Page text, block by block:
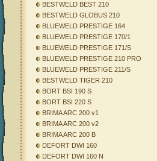
BESTWELD BEST 210
BESTWELD GLOBUS 210
BLUEWELD PRESTIGE 164
BLUEWELD PRESTIGE 170/1
BLUEWELD PRESTIGE 171/S
BLUEWELD PRESTIGE 210 PRO
BLUEWELD PRESTIGE 211/S
BESTWELD TIGER 210
BORT BSI 190 S
BORT BSI 220 S
BRIMA ARC 200 v1
BRIMA ARC 200 v2
BRIMA ARC 200 B
DEFORT DWI 160
DEFORT DWI 160 N